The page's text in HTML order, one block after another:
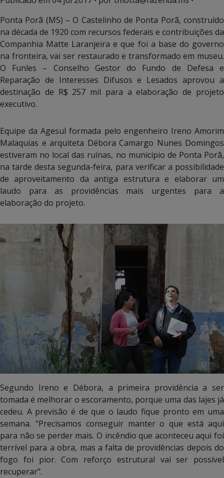
Ponta Porã (MS) – O Castelinho de Ponta Porã, construído
na década de 1920 com recursos federais e contribuições da
Companhia Matte Laranjeira e que foi a base do governo
na fronteira, vai ser restaurado e transformado em museu.
O Funles – Conselho Gestor do Fundo de Defesa e
Reparação de Interesses Difusos e Lesados aprovou a
destinação de R$ 257 mil para a elaboração de projeto
executivo.
Equipe da Agesul formada pelo engenheiro Ireno Amorim
Malaquias e arquiteta Débora Camargo Nunes Domingos
estiveram no local das ruínas, no município de Ponta Porã,
na tarde desta segunda-feira, para verificar a possibilidade
de aproveitamento da antiga estrutura e elaborar um
laudo para as providências mais urgentes para a
elaboração do projeto.
Segundo Ireno e Débora, a primeira providência a ser
tomada é melhorar o escoramento, porque uma das lajes já
cedeu. A previsão é de que o laudo fique pronto em uma
semana. “Precisamos conseguir manter o que está aqui
para não se perder mais. O incêndio que aconteceu aqui foi
terrível para a obra, mas a falta de providências depois do
fogo foi pior. Com reforço estrutural vai ser possível
recuperar”.